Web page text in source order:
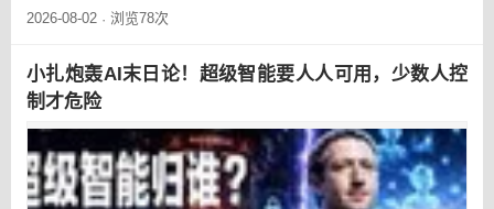
2026-08-02 · 浏览78次
小扎炮轰AI末日论！超级智能要人人可用，少数人控
制才危险